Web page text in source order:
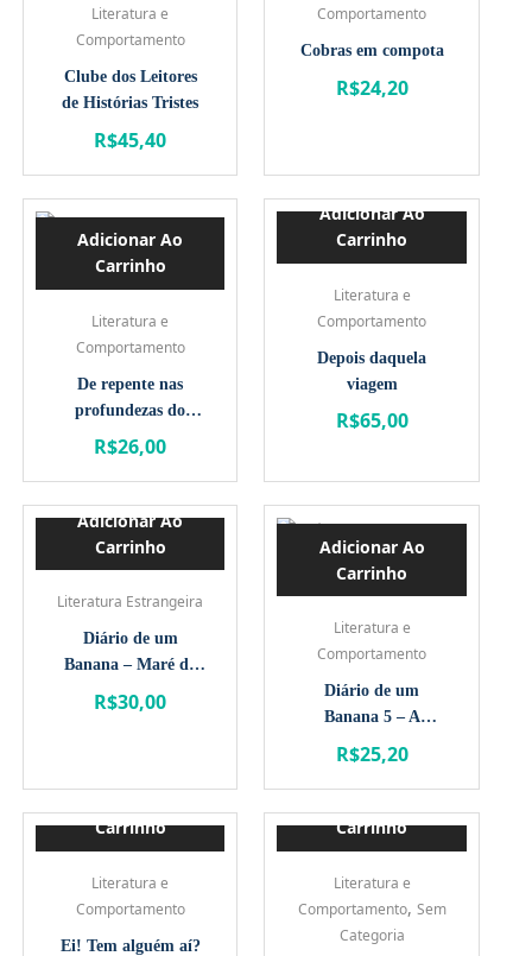
Literatura e
Comportamento
Clube dos Leitores
de Histórias Tristes
R$45,40
Comportamento
Cobras em compota
R$24,20
Adicionar Ao
Carrinho
Literatura e
Comportamento
De repente nas
profundezas do
bosque
R$26,00
Adicionar Ao
Carrinho
Literatura e
Comportamento
Depois daquela
viagem
R$65,00
Adicionar Ao
Carrinho
Literatura Estrangeira
Diário de um
Banana – Maré de
Azar
R$30,00
Adicionar Ao
Carrinho
Literatura e
Comportamento
Diário de um
Banana 5 – A
verdade nua e crua
R$25,20
Carrinho
Literatura e
Comportamento
Ei! Tem alguém aí?
Carrinho
Literatura e
Comportamento, Sem
Categoria